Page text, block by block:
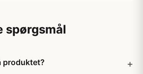
spørgsmål
produktet?